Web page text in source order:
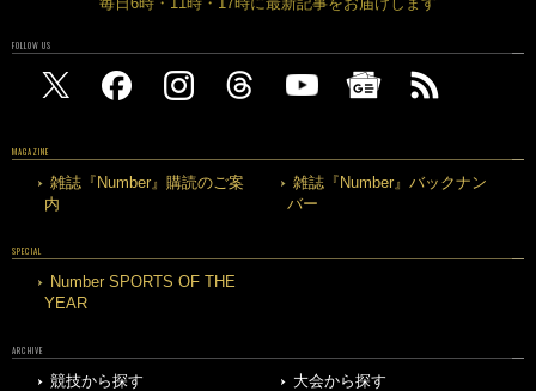
FOLLOW US
MAGAZINE
雑誌『Number』購読のご案
内
雑誌『Number』バックナン
バー
SPECIAL
Number SPORTS OF THE
YEAR
ARCHIVE
競技から探す
大会から探す